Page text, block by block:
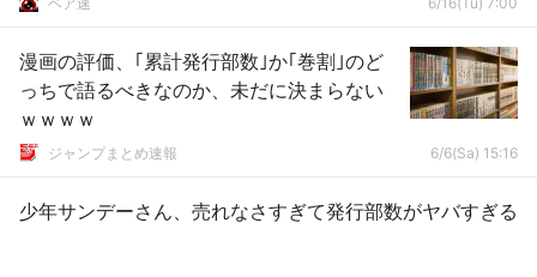
漫画の評価、｢累計発行部数｣か｢巻割｣のど
っちで語るべきなのか、未だに決まらない
ｗｗｗｗ
ジャンプまとめ速報 6/6(Sa) 15:16
少年サンデーさん、売れなさすぎて発行部数がヤバすぎる